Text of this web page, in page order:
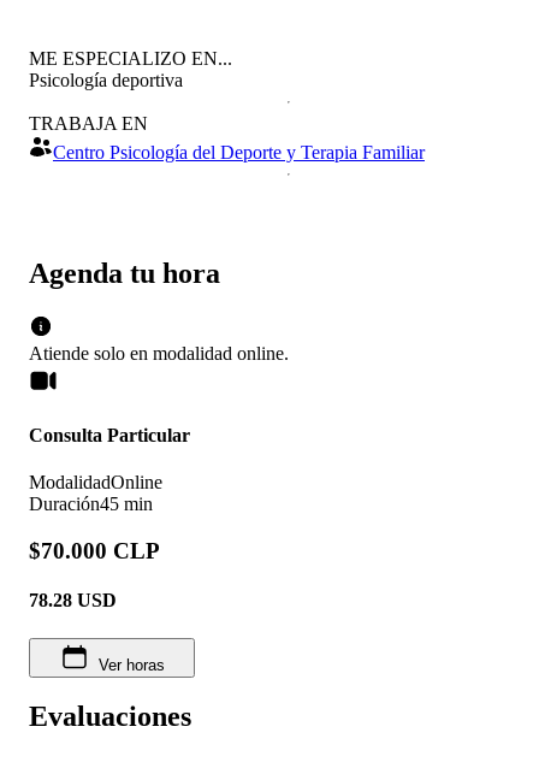
Agenda tu hora
Atiende solo en modalidad online.
Consulta Particular
ModalidadOnline
Duración45 min
$70.000 CLP
78.28 USD
Ver horas
Evaluaciones
ME ESPECIALIZO EN...
Psicología deportiva
TRABAJA EN
Centro Psicología del Deporte y Terapia Familiar